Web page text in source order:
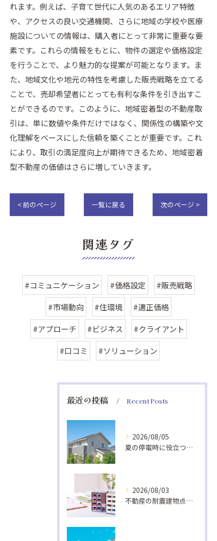
れます。例えば、子育て世代に人気のあるエリア特徴
や、アクセスの良い交通機関、さらに地域の学校や医療
施設についての情報は、購入者にとって非常に重要な要
素です。これらの情報をもとに、物件の選定や価格設定
を行うことで、より魅力的な提案が可能となります。ま
た、地域文化や地元の特性を考慮した販売戦略を立てる
ことで、売却希望者にとっても有利な条件を引き出すこ
とができるのです。このように、地域密着型の不動産取
引は、単に数値や条件だけではなく、関係性の構築や文
化理解をベースにした信頼を築くことが重要です。これ
により、取引の満足度向上が期待できるため、地域密着
型不動産の価値はさらに増していきます。
< 前のページ 一覧に戻る 次のページ >
関連タグ
#コミュニケーション #価格設定
#販売戦略
#市場動向
#住環境
#適正価格
#アプローチ
#ビジネス
#クライアント
#口コミ
#ソリューション
最近の投稿 Recent Posts
2026/08/05
夏の停電時に役立つ非常食と快適グッズ
2026/08/03
不動産の耐震建物点検基準解説